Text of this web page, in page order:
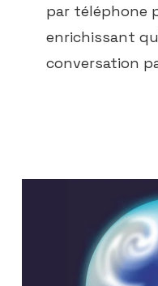
par téléphone
enrichissant
conversation